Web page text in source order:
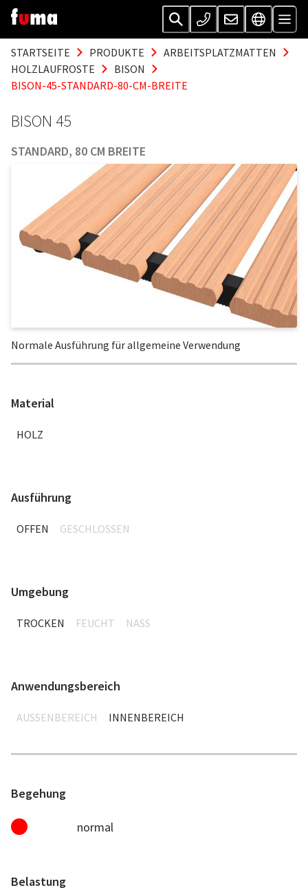
STARTSEITE PRODUKTE
ARBEITSPLATZMATTEN
HOLZLAUFROSTE
BISON
BISON-45-STANDARD-80-CM-BREITE
BISON 45
STANDARD, 80 CM BREITE
Normale Ausführung für allgemeine Verwendung
Material
HOLZ
Ausführung
OFFEN GESCHLOSSEN
Umgebung
TROCKEN FEUCHT NASS
Anwendungsbereich
AUSSENBEREICH INNENBEREICH
Begehung
normal
Belastung